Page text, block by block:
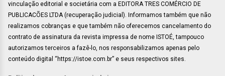
vinculação editorial e societária com a EDITORA TRES COMÉRCIO DE
PUBLICACÕES LTDA (recuperação judicial). Informamos também que não
realizamos cobranças e que também não oferecemos cancelamento do
contrato de assinatura da revista impressa de nome ISTOÉ, tampouco
autorizamos terceiros a fazê-lo, nos responsabilizamos apenas pelo
conteúdo digital “https://istoe.com.br” e seus respectivos sites.